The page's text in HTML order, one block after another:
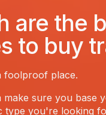
are the
to buy
foolproof place.
make sure you base
type you're looking